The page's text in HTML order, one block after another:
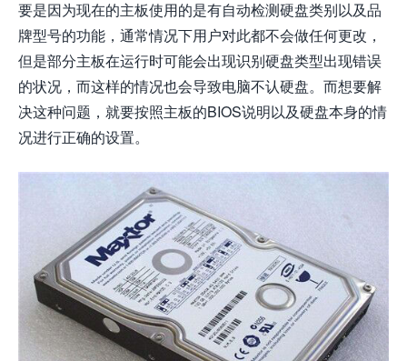
要是因为现在的主板使用的是有自动检测硬盘类别以及品
牌型号的功能，通常情况下用户对此都不会做任何更改，
但是部分主板在运行时可能会出现识别硬盘类型出现错误
的状况，而这样的情况也会导致电脑不认硬盘。而想要解
决这种问题，就要按照主板的BIOS说明以及硬盘本身的情
况进行正确的设置。